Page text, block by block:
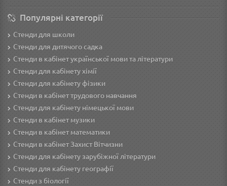
Популярні категорії
Стенди для школи
Стенди для дитячого садка
Стенди в кабінет української мови та літератури
Стенди для кабінету хімії
Стенди для кабінету фізики
Стенди в кабінет трудового навчання
Cтенди для кабінету німецької мови
Стенди в кабінет музики
Стенди в кабінет математики
Стенди в кабінет Захист Вітчизни
Стенди для кабінету зарубіжної літератури
Стенди для кабінету географії
Стенди з біології